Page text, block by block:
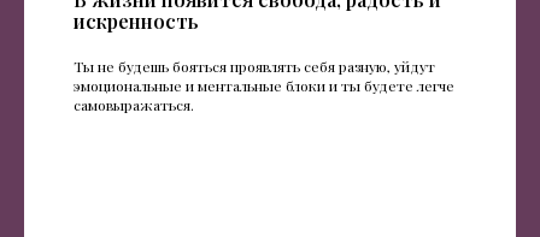
искренность
Ты не будешь бояться проявлять себя разную, уйдут
эмоциональные и ментальные блоки и ты будете легче
самовыражаться.